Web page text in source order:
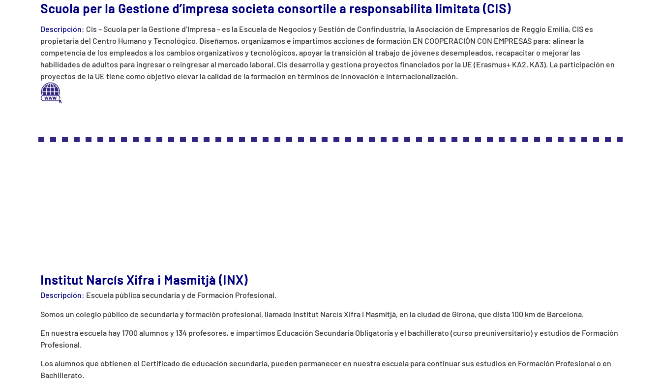
Scuola per la Gestione d’impresa societa consortile a responsabilita limitata (CIS)
Descripción: Cis – Scuola per la Gestione d’Impresa – es la Escuela de Negocios y Gestión de Confindustria, la Asociación de Empresarios de Reggio Emilia, CIS es
propietaria del Centro Humano y Tecnológico. Diseñamos, organizamos e impartimos acciones de formación EN COOPERACIÓN CON EMPRESAS para: alinear la
competencia de los empleados a los cambios organizativos y tecnológicos, apoyar la transición al trabajo de jóvenes desempleados, recapacitar o mejorar las
habilidades de adultos para ingresar o reingresar al mercado laboral. Cis desarrolla y gestiona proyectos financiados por la UE (Erasmus+ KA2, KA3). La participación en
proyectos de la UE tiene como objetivo elevar la calidad de la formación en términos de innovación e internacionalización.
Institut Narcís Xifra i Masmitjà (INX)
Descripción: Escuela pública secundaria y de Formación Profesional.
Somos un colegio público de secundaria y formación profesional, llamado Institut Narcís Xifra i Masmitjà, en la ciudad de Girona, que dista 100 km de Barcelona.
En nuestra escuela hay 1700 alumnos y 134 profesores, e impartimos Educación Secundaria Obligatoria y el bachillerato (curso preuniversitario) y estudios de Formación
Profesional.
Los alumnos que obtienen el Certificado de educación secundaria, pueden permanecer en nuestra escuela para continuar sus estudios en Formación Profesional o en
Bachillerato.